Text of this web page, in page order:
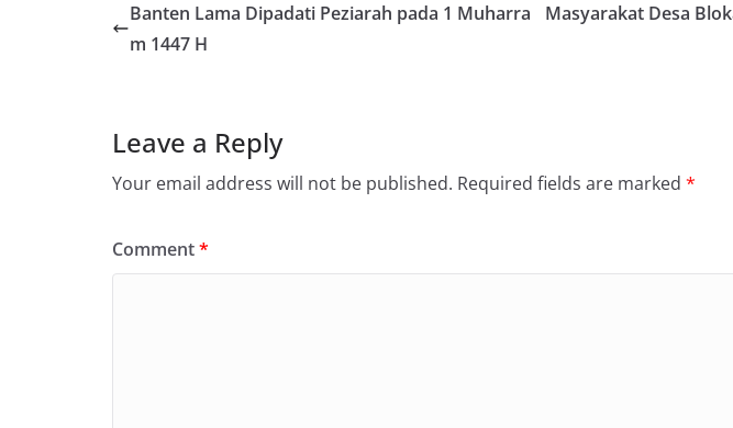
Banten Lama Dipadati Peziarah pada 1 Muharra
m 1447 H
Masyarakat Desa
Leave a Reply
Your email address will not be published. Required fields are marked *
Comment*